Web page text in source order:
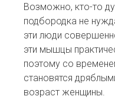
Возможно, кто-то
подбородка не
эти люди
эти мышцы
поэтому со
становятся
возраст женщины.